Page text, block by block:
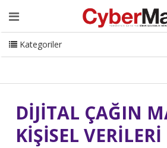
Ana Sayfa Hakkımızda Dergi
Danışmanlık
ISC Turkey Sizden
CyberMag Logo
Kategoriler
DİJİTAL ÇAĞIN
KİŞİSEL